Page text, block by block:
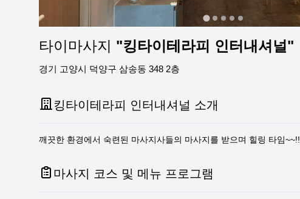
타이마사지 "킹타이테라피 인터내셔널"
경기 고양시 덕양구 삼송동 348 2층
킹타이테라피 인터내셔널 소개
깨끗한 환경에서 숙련된 마사지사들의 마사지를 받으며 힐링 타임~~!!
마사지 코스 및 메뉴 프로그램